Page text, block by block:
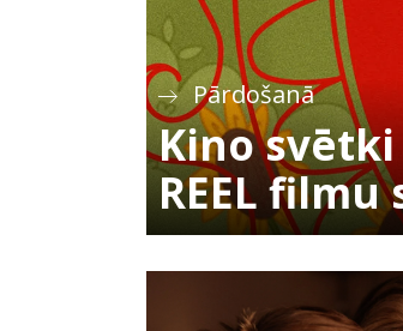
Pārdošanā
Kino svētki
REEL filmu